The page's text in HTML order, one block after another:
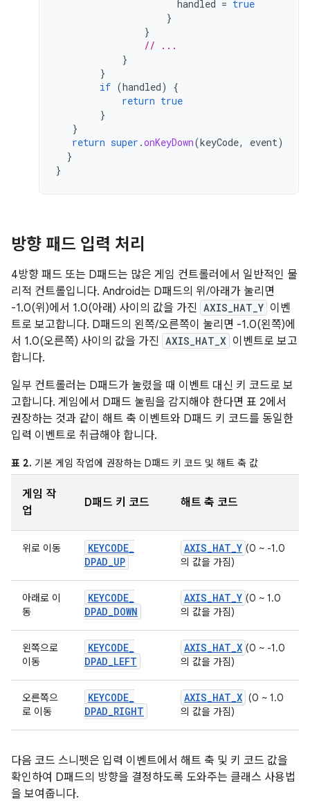
handled = true
}
}
// ...
}
}
if (handled)
{
return true
}
}
return super .onKeyDown(keyCode, event)
}
}
방향 패드 입력 처리
4방향 패드 또는 D패드는 많은 게임 컨트롤러에서 일반적인 물
리적 컨트롤입니다. Android는 D패드의 위/아래가 눌리면
-1.0(위)에서 1.0(아래) 사이의 값을 가진 AXIS_HAT_Y 이벤
트로 보고합니다. D패드의 왼쪽/오른쪽이 눌리면 -1.0(왼쪽)에
서 1.0(오른쪽) 사이의 값을 가진 AXIS_HAT_X 이벤트로 보고
합니다.
일부 컨트롤러는 D패드가 눌렸을 때 이벤트 대신 키 코드로 보
고합니다. 게임에서 D패드 눌림을 감지해야 한다면 표 2에서
권장하는 것과 같이 해트 축 이벤트와 D패드 키 코드를 동일한
입력 이벤트로 취급해야 합니다.
표 2. 기본 게임 작업에 권장하는 D패드 키 코드 및 해트 축 값
게임 작
업
D패드 키 코드 해트 축 코드
위로 이동 KEYCODE_
DPAD_UP
AXIS_HAT_Y (0 ~ -1.0
의 값을 가짐)
아래로 이
동
KEYCODE_
DPAD_DOWN
AXIS_HAT_Y (0 ~ 1.0
의 값을 가짐)
왼쪽으로
이동
KEYCODE_
DPAD_LEFT
AXIS_HAT_X (0 ~ -1.0
의 값을 가짐)
오른쪽으
로 이동
KEYCODE_
DPAD_RIGHT
AXIS_HAT_X (0 ~ 1.0
의 값을 가짐)
다음 코드 스니펫은 입력 이벤트에서 해트 축 및 키 코드 값을
확인하여 D패드의 방향을 결정하도록 도와주는 클래스 사용법
을 보여줍니다.